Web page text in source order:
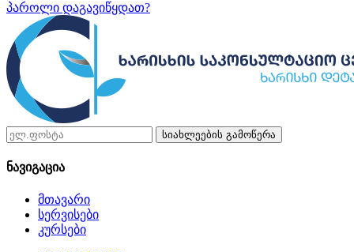
პაროლი დაგავიწყდათ?
სიახლეების გამოწერა
ნავიგაცია
მთავარი
სერვისები
კურსები